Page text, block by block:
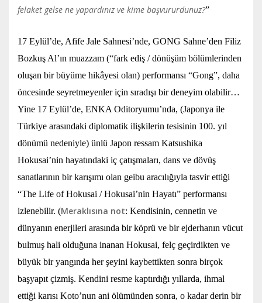
felaket gelse ne yapardınız ve kime başvururdunuz?”
17 Eylül’de, Afife Jale Sahnesi’nde, GONG Sahne’den Filiz
Bozkuş Al’ın muazzam (“fark ediş / dönüşüm bölümlerinden
oluşan bir büyüme hikâyesi olan) performansı “Gong”, daha
öncesinde seyretmeyenler için sıradışı bir deneyim olabilir…
Yine 17 Eylül’de, ENKA Oditoryumu’nda, (Japonya ile
Türkiye arasındaki diplomatik ilişkilerin tesisinin 100. yıl
dönümü nedeniyle) ünlü Japon ressam Katsushika
Hokusai’nin hayatındaki iç çatışmaları, dans ve dövüş
sanatlarının bir karışımı olan geibu aracılığıyla tasvir ettiği
“The Life of Hokusai / Hokusai’nin Hayatı” performansı
izlenebilir. (Meraklısına not: Kendisinin, cennetin ve
dünyanın enerjileri arasında bir köprü ve bir ejderhanın vücut
bulmuş hali olduğuna inanan Hokusai, felç geçirdikten ve
büyük bir yangında her şeyini kaybettikten sonra birçok
başyapıt çizmiş. Kendini resme kaptırdığı yıllarda, ihmal
ettiği karısı Koto’nun ani ölümünden sonra, o kadar derin bir